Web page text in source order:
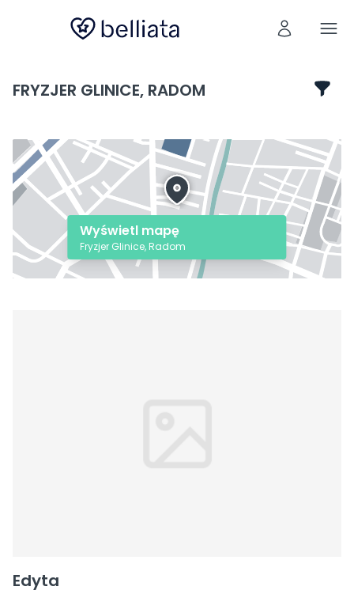
FRYZJER GLINICE, RADOM
Edyta
Wyświetl mapę
Fryzjer Glinice, Radom